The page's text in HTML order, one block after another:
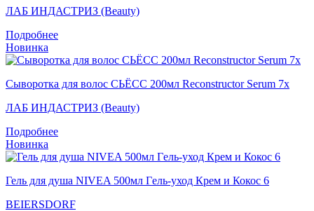
ЛАБ ИНДАСТРИЗ (Beauty)
Подробнее
Новинка
Сыворотка для волос СЬЁСС 200мл Reconstructor Serum 7x
ЛАБ ИНДАСТРИЗ (Beauty)
Подробнее
Новинка
Гель для душа NIVEA 500мл Гeль-уход Крем и Кокос 6
BEIERSDORF